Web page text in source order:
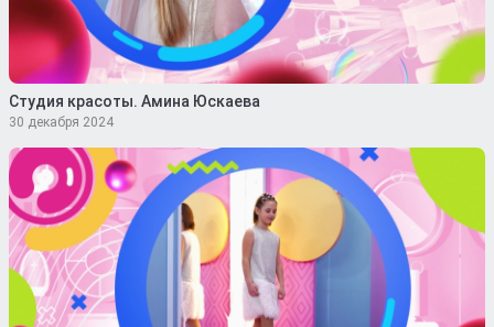
Студия красоты. Амина Юскаева
30 декабря 2024